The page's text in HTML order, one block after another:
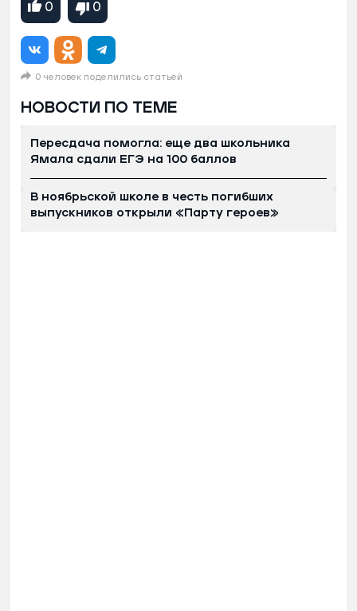
0 0
0 человек поделились статьей
НОВОСТИ ПО ТЕМЕ
Пересдача помогла: еще два школьника
Ямала сдали ЕГЭ на 100 баллов
В ноябрьской школе в честь погибших
выпускников открыли «Парту героев»